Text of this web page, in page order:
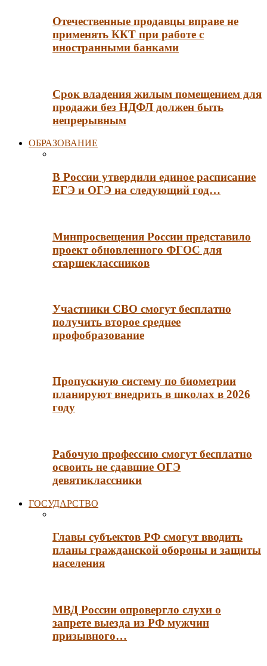
Отечественные продавцы вправе не
применять ККТ при работе с
иностранными банками
Срок владения жилым помещением для
продажи без НДФЛ должен быть
непрерывным
ОБРАЗОВАНИЕ
В России утвердили единое расписание
ЕГЭ и ОГЭ на следующий год…
Минпросвещения России представило
проект обновленного ФГОС для
старшеклассников
Участники СВО смогут бесплатно
получить второе среднее
профобразование
Пропускную систему по биометрии
планируют внедрить в школах в 2026
году
Рабочую профессию смогут бесплатно
освоить не сдавшие ОГЭ
девятиклассники
ГОСУДАРСТВО
Главы субъектов РФ смогут вводить
планы гражданской обороны и защиты
населения
МВД России опровергло слухи о
запрете выезда из РФ мужчин
призывного…